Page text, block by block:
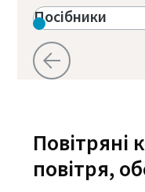
Посібники
повітря,